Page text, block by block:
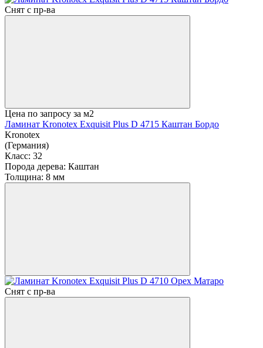
Снят с пр-ва
Цена по запросу за м2
Ламинат Kronotex Exquisit Plus D 4715 Каштан Бордо
Kronotex
(Германия)
Класс: 32
Порода дерева: Каштан
Толщина: 8 мм
Снят с пр-ва